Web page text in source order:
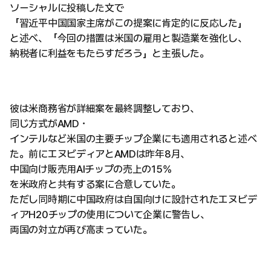
ソーシャルに投稿した文で
「習近平中国国家主席がこの提案に肯定的に反応した」
と述べ、「今回の措置は米国の雇用と製造業を強化し、
納税者に利益をもたらすだろう」と主張した。
彼は米商務省が詳細案を最終調整しており、
同じ方式がAMD・
インテルなど米国の主要チップ企業にも適用されると述べ
た。前にエヌビディアとAMDは昨年8月、
中国向け販売用AIチップの売上の15%
を米政府と共有する案に合意していた。
ただし同時期に中国政府は自国向けに設計されたエヌビデ
ィアH20チップの使用について企業に警告し、
両国の対立が再び高まっていた。